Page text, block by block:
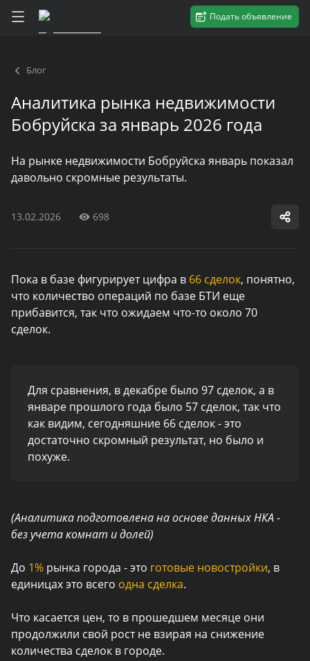
Подать объявление
Блог
Аналитика рынка недвижимости
Бобруйска за январь 2026 года
На рынке недвижимости Бобруйска январь показал
давольно скромные результаты.
13.02.2026 698
Пока в базе фигурирует цифра в 66 сделок, понятно,
что количество операций по базе БТИ еще
прибавится, так что ожидаем что-то около 70
сделок.
Для сравнения, в декабре было 97 сделок, а в
январе прошлого года было 57 сделок, так что
как видим, сегодняшние 66 сделок - это
достаточно скромный результат, но было и
похуже.
(Аналитика подготовлена на основе данных НКА -
без учета комнат и долей)
До 1% рынка города - это готовые новостройки, в
единицах это всего одна сделка.
Что касается цен, то в прошедшем месяце они
продолжили свой рост не взирая на снижение
количества сделок в городе.